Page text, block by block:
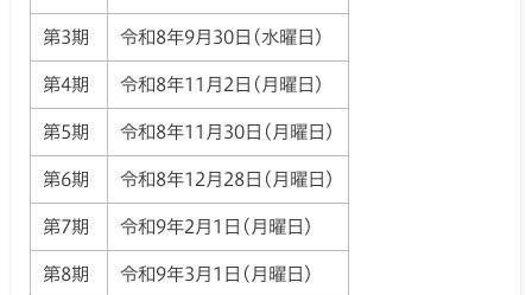
第3期 令和8年9月30日(水曜日)
第4期 令和8年11月2日(月曜日)
第5期 令和8年11月30日(月曜日)
第6期 令和8年12月28日(月曜日)
第7期 令和9年2月1日(月曜日)
第8期 令和9年3月1日(月曜日)